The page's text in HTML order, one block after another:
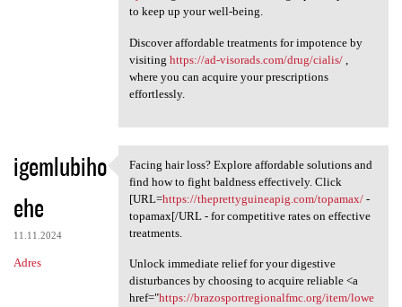
to keep up your well-being.
Discover affordable treatments for impotence by
visiting https://ad-visorads.com/drug/cialis/,
where you can acquire your prescriptions
effortlessly.
igemlubiho
ehe
11.11.2024
Adres
Facing hair loss? Explore
Facing hair loss? Explore affordable solutions and
find how to fight baldness effectively. Click
[URL=https://theprettyguineapig.com/topamax/-
topamax[/URL - for competitive rates on effective
treatments.
Unlock immediate relief for your digestive
disturbances by choosing to acquire reliable <a
href="https://brazosportregionalfmc.org/item/lowe